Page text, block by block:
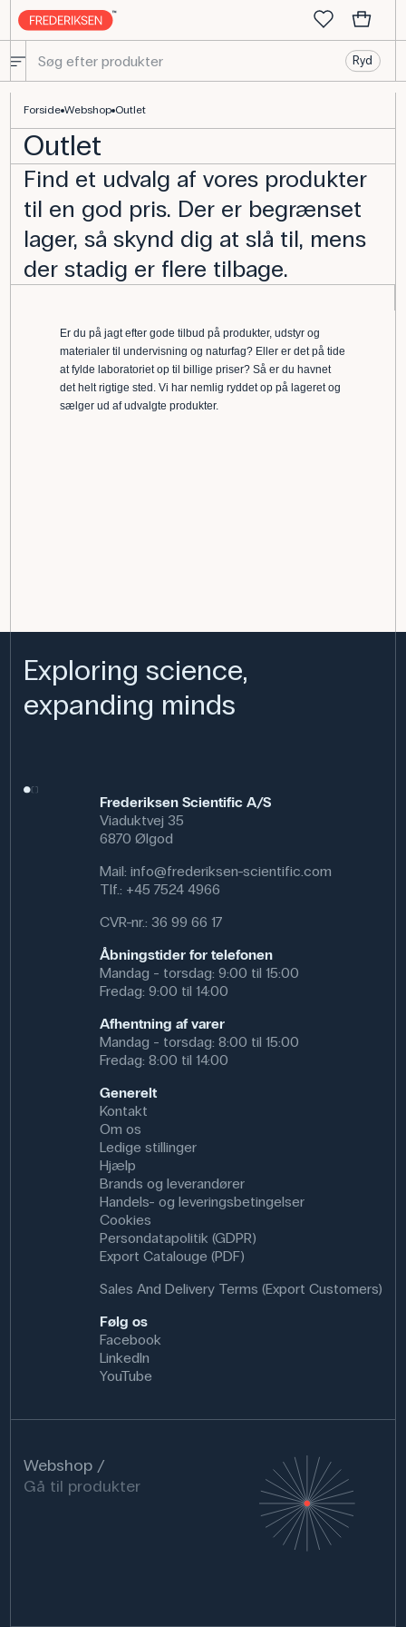
Ryd
Forside Webshop Outlet
Outlet
Find et udvalg af vores produkter
til en god pris. Der er begrænset
lager, så skynd dig at slå til, mens
der stadig er flere tilbage.
Er du på jagt efter gode tilbud på produkter, udstyr og
materialer til undervisning og naturfag? Eller er det på tide
at fylde laboratoriet op til billige priser? Så er du havnet
det helt rigtige sted. Vi har nemlig ryddet op på lageret og
sælger ud af udvalgte produkter.
Exploring science,
expanding minds
Frederiksen Scientific A/S
Viaduktvej 35
6870 Ølgod
Mail: info@frederiksen-scientific.com
Tlf.: +45 7524 4966
CVR-nr.: 36 99 66 17
Åbningstider for telefonen
Mandag - torsdag: 9:00 til 15:00
Fredag: 9:00 til 14:00
Afhentning af varer
Mandag - torsdag: 8:00 til 15:00
Fredag: 8:00 til 14:00
Generelt
Kontakt
Om os
Ledige stillinger
Hjælp
Brands og leverandører
Handels- og leveringsbetingelser
Cookies
Persondatapolitik (GDPR)
Export Catalouge (PDF)
Sales And Delivery Terms (Export Customers)
Følg os
Facebook
LinkedIn
YouTube
Webshop
Gå til produkter